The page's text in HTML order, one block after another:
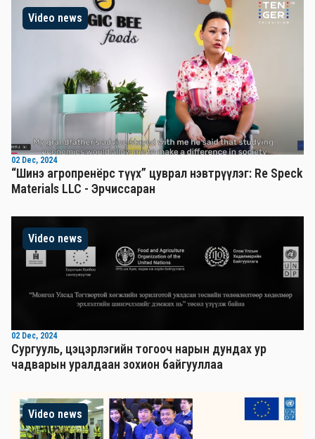
Video news
02 Dec, 2024
“Шинэ агропренёрс түүх” цуврал нэвтрүүлэг: Re Speck
Materials LLC - Эрчиссаран
Video news
02 Dec, 2024
Сургууль, цэцэрлэгийн тогооч нарын дундах ур
чадварын уралдаан зохион байгууллаа
Video news